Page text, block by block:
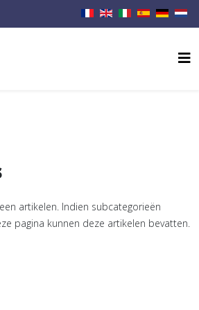
artikelen. Indien subcategorieën
pagina kunnen deze artikelen bevatten.